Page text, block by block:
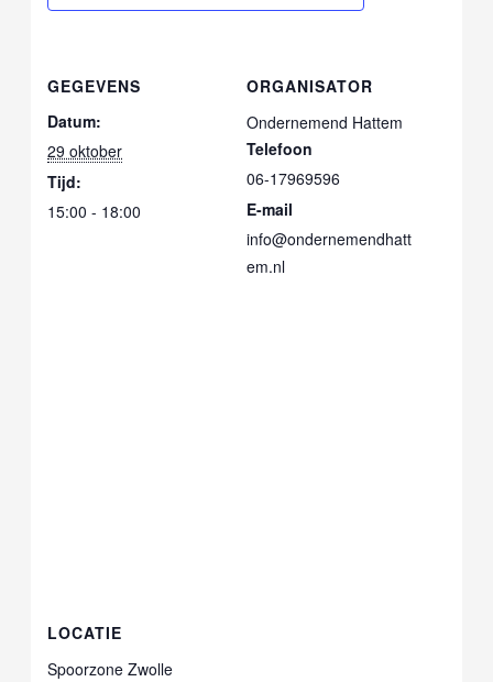
GEGEVENS
Datum:
29 oktober
Tijd:
15:00 - 18:00
ORGANISATOR
Ondernemend Hattem
Telefoon
06-17969596
E-mail
info@ondernemendhatt
em.nl
LOCATIE
Spoorzone Zwolle